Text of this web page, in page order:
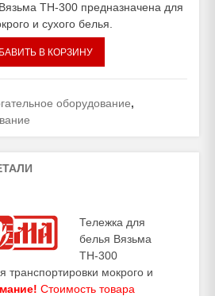
ТН-300 предназначена для
и сухого белья.
В КОРЗИНУ
оборудование,
Тележка для
белья Вязьма
ТН-300
транспортировки мокрого и
Стоимость товара